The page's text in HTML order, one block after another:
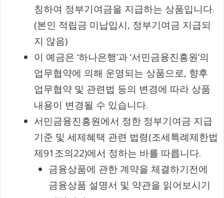
칭하여 정부기여금을 지급하는 상품입니다.
(본인 적립금 미납입시, 정부기여금 지급되
지 않음)
이 예금은 ‘하나은행’과 ‘서민금융진흥원’의
업무협약에 의해 운영되는 상품으로, 향후
업무협약 및 관련법 등의 변경에 따라 상품
내용이 변경될 수 있습니다.
서민금융진흥원에서 정한 정부기여금 지급
기준 및 세제혜택 관련 법령(조세특례제한법
제91조의22)에서 정하는 바를 따릅니다.
금융상품에 관한 계약을 체결하기전에
금융상품 설명서 및 약관을 읽어보시기